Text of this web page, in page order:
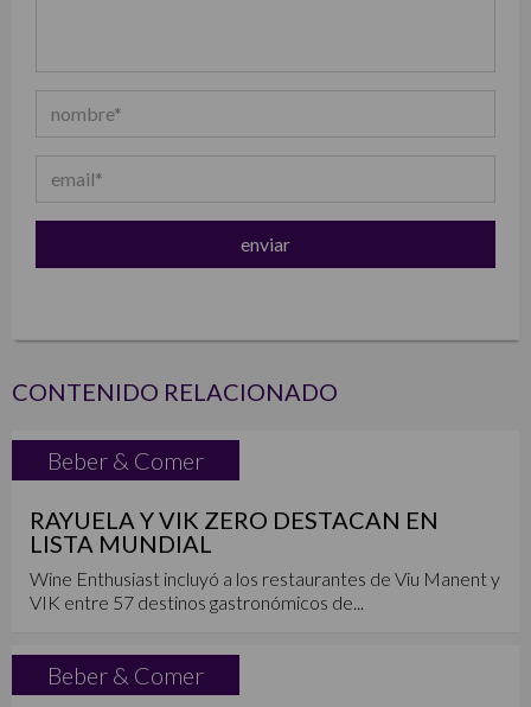
CONTENIDO RELACIONADO
Beber & Comer
RAYUELA Y VIK ZERO DESTACAN EN
LISTA MUNDIAL
Wine Enthusiast incluyó a los restaurantes de Viu Manent y
VIK entre 57 destinos gastronómicos de...
Beber & Comer